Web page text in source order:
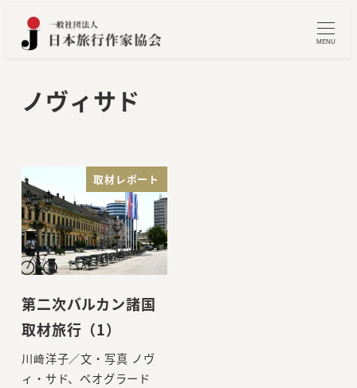
MENU
ノヴィサド
取材レポート
第二次バルカン諸国
取材旅行（1）
川﨑洋子／文・写真 ノヴ
ィ・サド、ベオグラード